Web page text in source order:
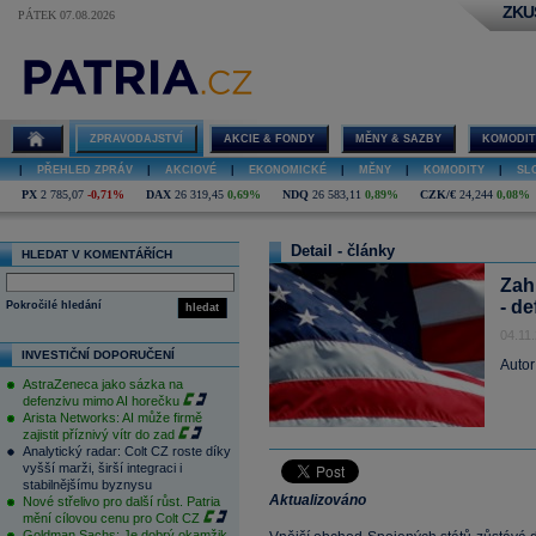
PÁTEK 07.08.2026
ZPRAVODAJSTVÍ AKCIE & FONDY MĚNY & SAZBY
PŘEHLED ZPRÁV AKCIOVÉ EKONOMICKÉ MĚNY KOMODITY
PX 2 785,07 -0,71% DAX 26 319,45 0,69% NDQ 26 583,11 0,89% CZK/€ 24,244 0,08%
HLEDAT V KOMENTÁŘÍCH
hledat
Pokročilé hledání
INVESTIČNÍ DOPORUČENÍ
AstraZeneca jako sázka na
defenzivu mimo AI horečku
Arista Networks: AI může firmě
zajistit příznivý vítr do zad
Analytický radar: Colt CZ roste díky
vyšší marži, širší integraci i
stabilnějšímu byznysu
Nové střelivo pro další růst. Patria
mění cílovou cenu pro Colt CZ
Detail - články
-
Aktualizováno